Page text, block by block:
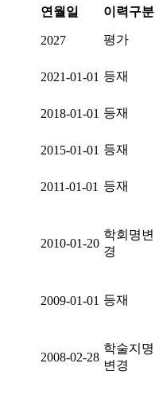
연월일
이력구분
2027 평가
2021-01-01 등재
2018-01-01 등재
2015-01-01 등재
2011-01-01 등재
2010-01-20
학회명변
경
2009-01-01 등재
2008-02-28
학술지명
변경